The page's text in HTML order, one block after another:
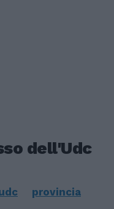
dell'Udc
provincia